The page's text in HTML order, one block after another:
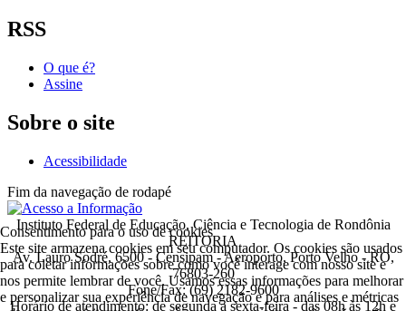
RSS
O que é?
Assine
Sobre o site
Acessibilidade
Fim da navegação de rodapé
Instituto Federal de Educação, Ciência e Tecnologia de Rondônia
REITORIA
Av. Lauro Sodré, 6500 - Censipam - Aeroporto, Porto Velho - RO,
76803-260
Fone/Fax: (69) 2182-9600
Horário de atendimento: de segunda a sexta-feira - das 08h às 12h e
Consentimento para o uso de cookies
Este site armazena cookies em seu computador. Os cookies são usados
para coletar informações sobre como você interage com nosso site e
nos permite lembrar de você. Usamos essas informações para melhorar
e personalizar sua experiência de navegação e para análises e métricas